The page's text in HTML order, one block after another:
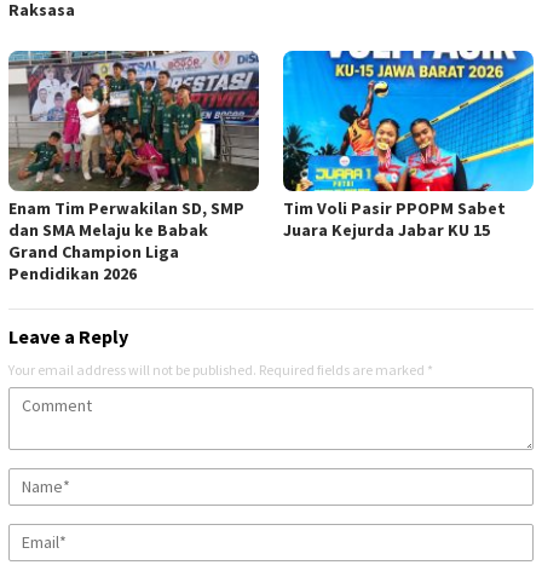
Raksasa
‎Enam Tim Perwakilan SD, SMP
dan SMA Melaju ke Babak
Grand Champion Liga
Pendidikan 2026
Tim Voli Pasir PPOPM Sabet
Juara Kejurda Jabar KU 15
Leave a Reply
Your email address will not be published. Required fields are marked *